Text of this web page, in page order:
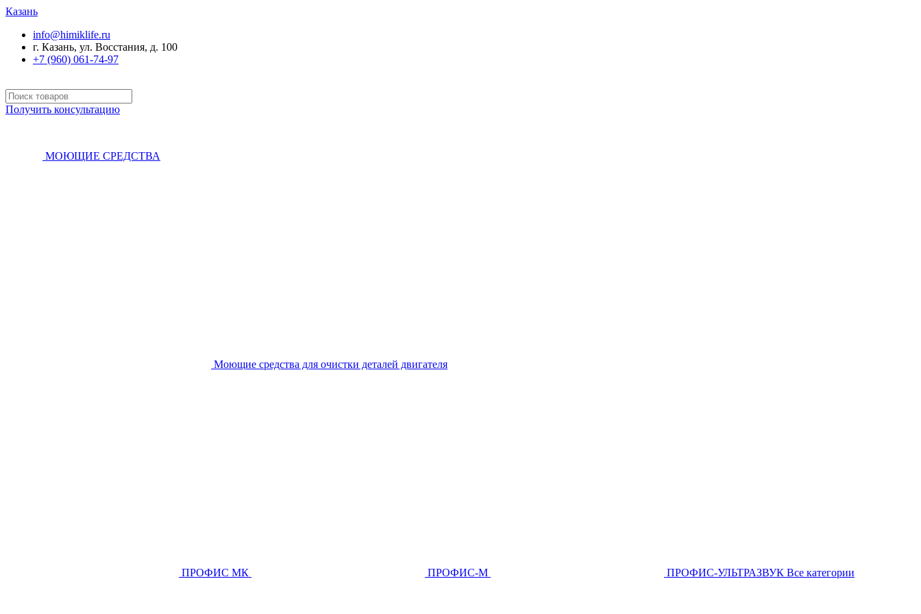
Казань
info@himiklife.ru
г. Казань, ул. Восстания, д. 100
+7 (960) 061-74-97
Получить консультацию
МОЮЩИЕ СРЕДСТВА
Моющие средства для очистки деталей двигателя
ПРОФИС МК ПРОФИС-М ПРОФИС-УЛЬТРАЗВУК Все категории